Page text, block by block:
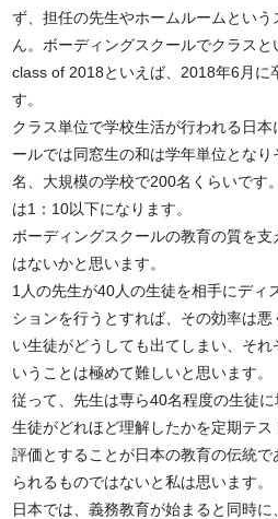
ず、担任の先生やホームルームとい
ん。ボーディングスクールでクラスと
class of 2018といえば、2018年6月に
す。
クラス単位で学校生活が行われる日
ールでは同窓生の和は学年単位とな
名、大規模の学校で200名くらいです
は1：10以下になります。
ボーディングスクールの教育の質を
はないかと思います。
1人の先生が40人の生徒を相手にディ
ションを行うとすれば、その効率は
い生徒がどうしても出てしまい、そ
いうことは極めて難しいと思います。
従って、先生は専ら40名程度の生徒
生徒がどれほど理解したかを定期テ
評価とすることが日本の教育の伝統で
られるものではないと私は思います。
日本では、義務教育が始まると同時